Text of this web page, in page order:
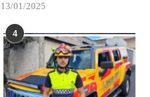
13/01/2025
4